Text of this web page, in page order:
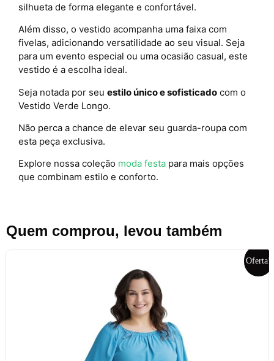
silhueta de forma elegante e confortável.
Além disso, o vestido acompanha uma faixa com
fivelas, adicionando versatilidade ao seu visual. Seja
para um evento especial ou uma ocasião casual, este
vestido é a escolha ideal.
Seja notada por seu estilo único e sofisticado com o
Vestido Verde Longo.
Não perca a chance de elevar seu guarda-roupa com
esta peça exclusiva.
Explore nossa coleção moda festa para mais opções
que combinam estilo e conforto.
Quem comprou, levou também
Oferta!